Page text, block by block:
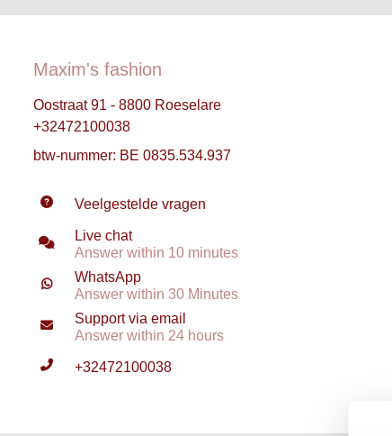
Maxim's fashion
Oostraat 91 - 8800 Roeselare
+32472100038
btw-nummer: BE 0835.534.937
Veelgestelde vragen
Live chat
Answer within 10 minutes
WhatsApp
Answer within 30 Minutes
Support via email
Answer within 24 hours
+32472100038